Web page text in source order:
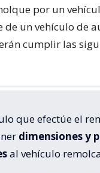
por un
de un vehículo de
cumplir las
que efectúe el
dimensiones y
al vehículo